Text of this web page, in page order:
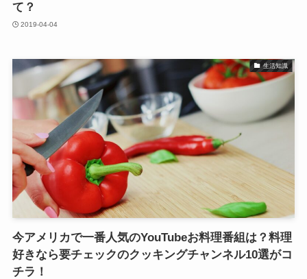
て？
2019-04-04
生活知識
今アメリカで一番人気のYouTubeお料理番組は？料理
好きなら要チェックのクッキングチャンネル10選がコ
チラ！